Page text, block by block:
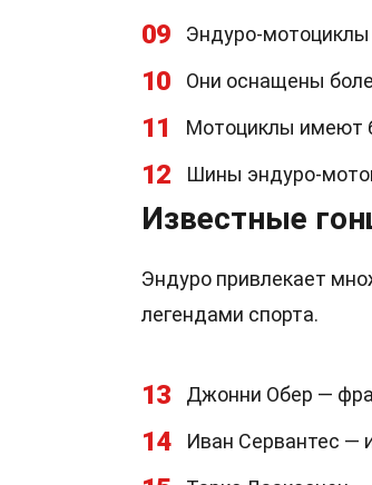
09 Эндуро-мотоциклы
10 Они оснащены
11 Мотоциклы имеют
12 Шины эндуро-
Известные
Эндуро привлекает
легендами спорта.
13 Джонни Обер —
14 Иван Сервантес —